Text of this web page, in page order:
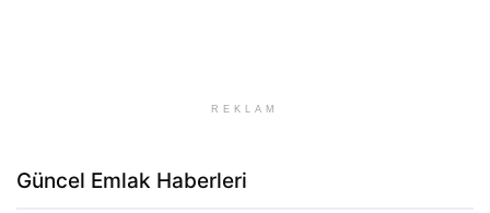
REKLAM
Güncel Emlak Haberleri